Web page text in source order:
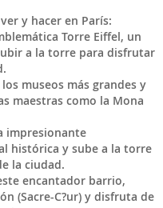
y hacer en París:
Torre Eiffel, un
a la torre para disfrutar
museos más grandes y
maestras como la Mona
impresionante
histórica y sube a la torre
la ciudad.
encantador barrio,
(Sacre-C?ur) y disfruta de